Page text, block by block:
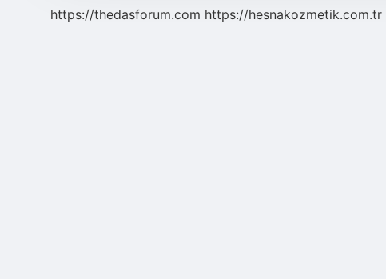
https://thedasforum.com https://hesnakozmetik.com.tr